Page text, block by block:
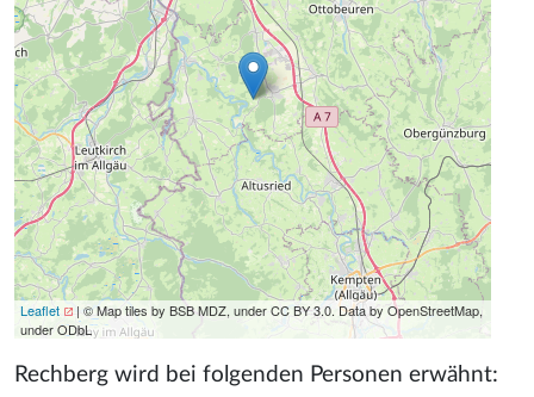
Leaflet
| © Map tiles by BSB MDZ, under CC BY 3.0. Data by OpenStreetMap,
under ODbL
Rechberg wird bei folgenden Personen erwähnt: